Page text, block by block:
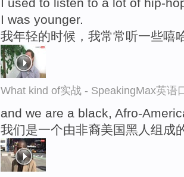
I was younger.
我年轻的时候，我常常听一些嘻
What kind of实战 - SpeakingMax英语
and we are a black, Afro-
我们是一个由非裔美国黑人组成